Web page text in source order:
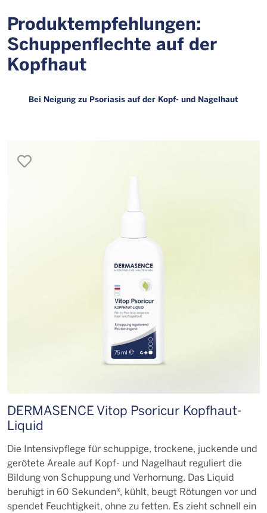
Produktempfehlungen:
Schuppenflechte auf der
Kopfhaut
Bei Neigung zu Psoriasis auf der Kopf- und Nagelhaut
merken
DERMASENCE Vitop Psoricur Kopfhaut-
Liquid
Die Intensivpflege für schuppige, trockene, juckende und
gerötete Areale auf Kopf- und Nagelhaut reguliert die
Bildung von Schuppung und Verhornung. Das Liquid
beruhigt in 60 Sekunden*, kühlt, beugt Rötungen vor und
spendet Feuchtigkeit, ohne zu fetten. Es zieht schnell ein